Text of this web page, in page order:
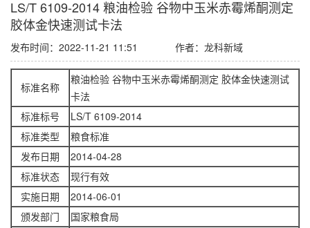
LS/T 6109-2014 粮油检验 谷物中玉米赤霉烯酮测定
胶体金快速测试卡法
发布时间：2022-11-21 11:51 作者：龙科新域
标准名称
粮油检验 谷物中玉米赤霉烯酮测定 胶体金快速测试
卡法
标准标号
LS/T 6109-2014
标准类型
粮食标准
发布日期
2014-04-28
标准状态
现行有效
实施日期
2014-06-01
颁发部门
国家粮食局